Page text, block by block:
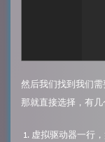
然后我们找到我们需
那就直接选择，有几
虚拟驱动器一行